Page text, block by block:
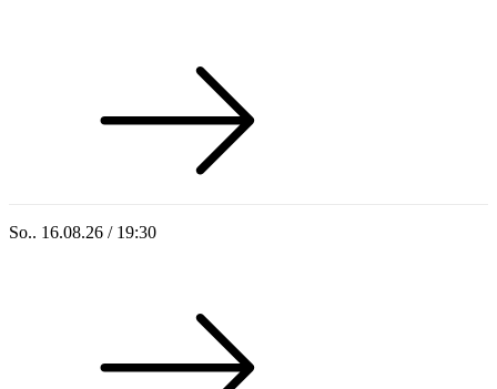
So.. 16.08.26 / 19:30